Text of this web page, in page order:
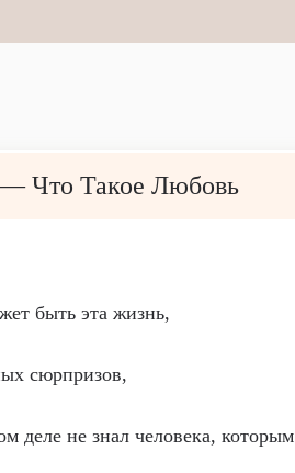
Что Такое Любовь
быть эта жизнь,
сюрпризов,
деле не знал человека, которым